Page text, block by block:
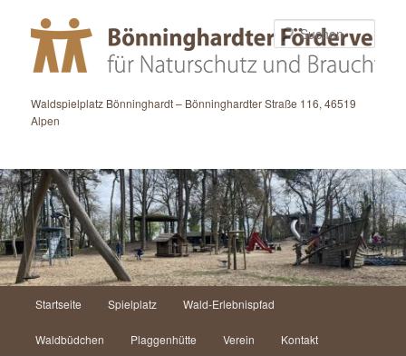
primären
springen
Waldspielplatz Bönninghardt – Bönninghardter Straße 116, 46519
Alpen
Startseite Spielplatz Wald-Erlebnispfad
Waldbüdchen Plaggenhütte Verein Kontakt